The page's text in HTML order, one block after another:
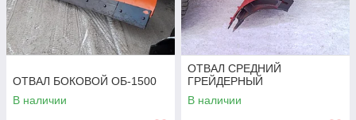
ОТВАЛ БОКОВОЙ ОБ-1500
В наличии
ОТВАЛ СРЕДНИЙ
ГРЕЙДЕРНЫЙ
В наличии